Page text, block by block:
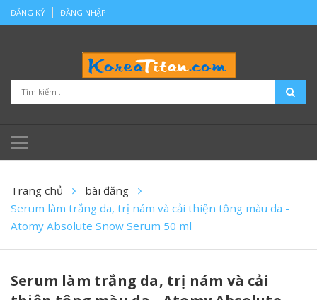
ĐĂNG KÝ ĐĂNG NHẬP
Trang chủ
bài đăng
Serum làm trắng da, trị nám và cải thiện tông màu da -
Atomy Absolute Snow Serum 50 ml
Serum làm trắng da, trị nám và cải